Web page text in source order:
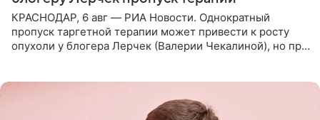
КРАСНОДАР, 6 авг — РИА Новости. Однократный
пропуск таргетной терапии может привести к росту
опухоли у блогера Лерчек (Валерии Чекалиной), но при